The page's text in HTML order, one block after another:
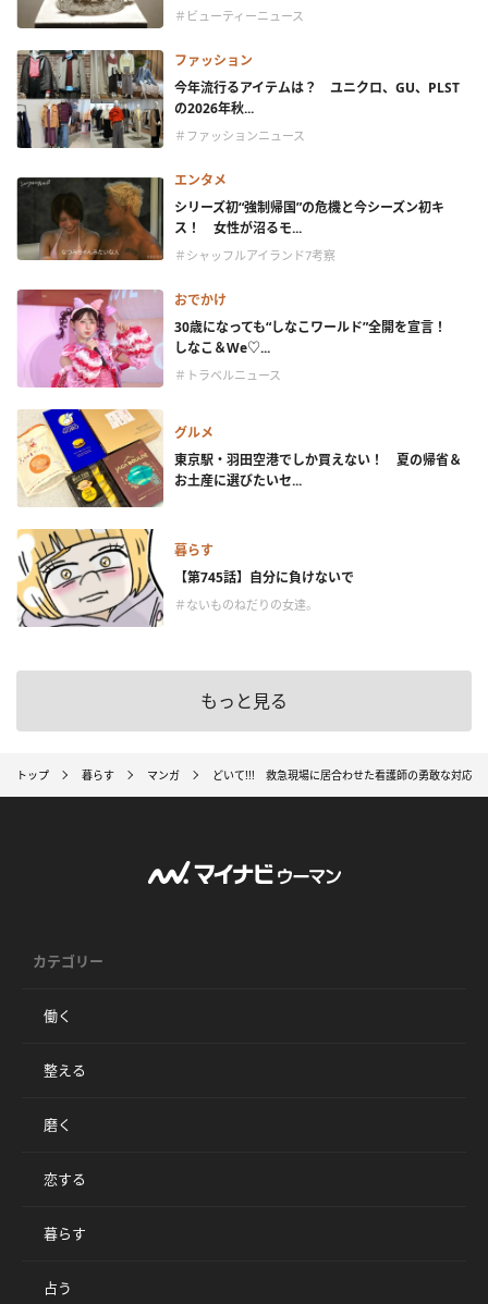
＃ビューティーニュース
ファッション
今年流行るアイテムは？ ユニクロ、GU、PLST
の2026年秋...
＃ファッションニュース
エンタメ
シリーズ初“強制帰国”の危機と今シーズン初キ
ス！ 女性が沼るモ...
＃シャッフルアイランド7考察
おでかけ
30歳になっても“しなこワールド”全開を宣言！
しなこ＆We♡...
＃トラベルニュース
グルメ
東京駅・羽田空港でしか買えない！ 夏の帰省＆
お土産に選びたいセ...
暮らす
【第745話】自分に負けないで
＃ないものねだりの女達。
もっと見る
トップ 暮らす マンガ どいて!!! 救急現場に居合わせた看護師の勇敢な対応【
カテゴリー
働く
整える
磨く
恋する
暮らす
占う